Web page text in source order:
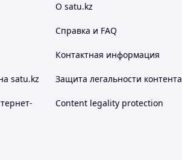
satu.kz
О satu.kz
Справка и FAQ
Контактная информация
Защита легальности контента
Content legality protection